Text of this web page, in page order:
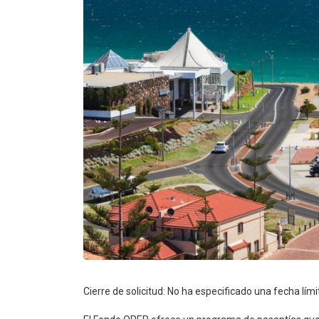
Cierre de solicitud: No ha especificado una fecha